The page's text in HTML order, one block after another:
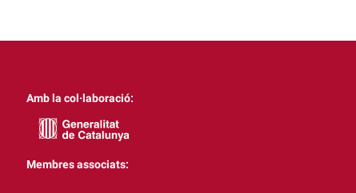
Amb la col·laboració:
Membres associats: